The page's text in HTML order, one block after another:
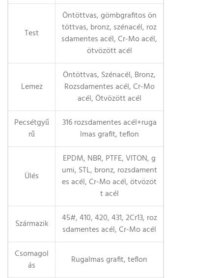
Test
Öntöttvas, gömbgrafitos ön
töttvas, bronz, szénacél, roz
sdamentes acél, Cr-Mo acél,
ötvözött acél
Lemez
Öntöttvas, Szénacél, Bronz,
Rozsdamentes acél, Cr-Mo
acél, Ötvözött acél
Pecsétgyű
rű
316 rozsdamentes acél+ruga
lmas grafit, teflon
Ülés
EPDM, NBR, PTFE, VITON, g
umi, STL, bronz, rozsdament
es acél, Cr-Mo acél, ötvözöt
t acél
Származik
45#, 410, 420, 431, 2Cr13, roz
sdamentes acél, Cr-Mo acél
Csomagol
ás
Rugalmas grafit, teflon